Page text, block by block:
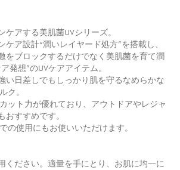
アする美肌菌UVシリーズ。
ケア設計“潤いレイヤード処方”を搭載し、
をブロックするだけでなく美肌菌を育て潤
発想”のUVケアアイテム。
い日差しでもしっかり肌を守るなめらかな
ク。
カット力が優れており、アウトドアやレジャ
おすすめです。
の使用にもお使いいただけます。
ください。適量を手にとり、お肌に均一に